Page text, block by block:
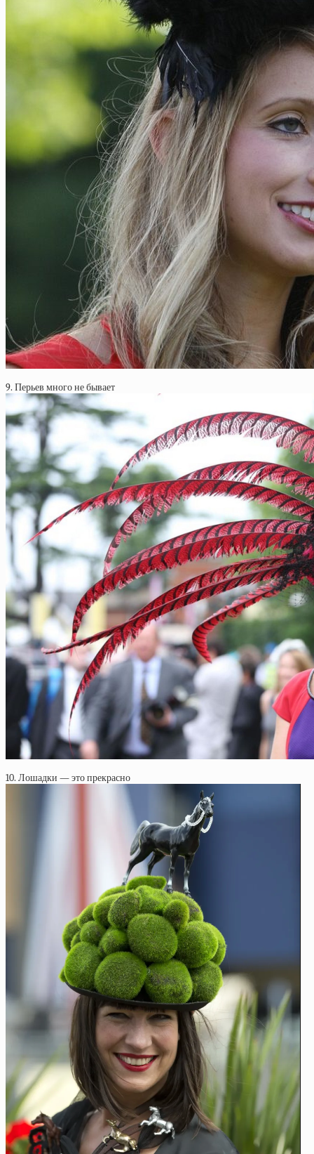
9. Перьев много не бывает
10. Лошадки — это прекрасно